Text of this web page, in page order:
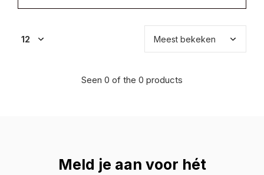
Seen 0 of the 0 products
Meld je aan voor hét